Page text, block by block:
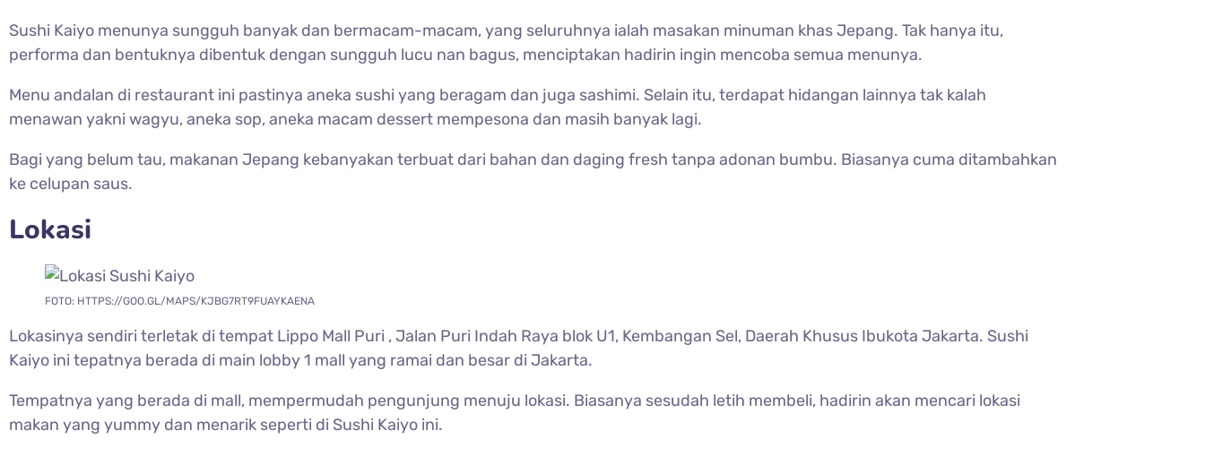
Sushi Kaiyo menunya sungguh banyak dan bermacam-macam, yang seluruhnya ialah masakan minuman khas Jepang. Tak hanya itu,
performa dan bentuknya dibentuk dengan sungguh lucu nan bagus, menciptakan hadirin ingin mencoba semua menunya.
Menu andalan di restaurant ini pastinya aneka sushi yang beragam dan juga sashimi. Selain itu, terdapat hidangan lainnya tak kalah
menawan yakni wagyu, aneka sop, aneka macam dessert mempesona dan masih banyak lagi.
Bagi yang belum tau, makanan Jepang kebanyakan terbuat dari bahan dan daging fresh tanpa adonan bumbu. Biasanya cuma ditambahkan
ke celupan saus.
Lokasi
FOTO: HTTPS://GOO.GL/MAPS/KJBG7RT9FUAYKAENA
Lokasinya sendiri terletak di tempat Lippo Mall Puri , Jalan Puri Indah Raya blok U1, Kembangan Sel, Daerah Khusus Ibukota Jakarta. Sushi
Kaiyo ini tepatnya berada di main lobby 1 mall yang ramai dan besar di Jakarta.
Tempatnya yang berada di mall, mempermudah pengunjung menuju lokasi. Biasanya sesudah letih membeli, hadirin akan mencari lokasi
makan yang yummy dan menarik seperti di Sushi Kaiyo ini.